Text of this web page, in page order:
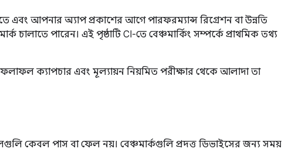
এবং আপনার অ্যাপ প্রকাশের আগে পারফরম্যান্স রিগ্রেশন বা উন্নতি
চালাতে পারেন। এই পৃষ্ঠাটি CI-তে বেঞ্চমার্কিং সম্পর্কে প্রাথমিক তথ্য
ক্যাপচার এবং মূল্যায়ন নিয়মিত পরীক্ষার থেকে আলাদা তা
কেবল পাস বা ফেল নয়। বেঞ্চমার্কগুলি প্রদত্ত ডিভাইসের জন্য সময়